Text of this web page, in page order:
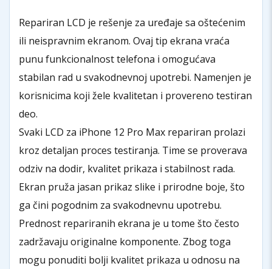
Repariran LCD je rešenje za uređaje sa oštećenim
ili neispravnim ekranom. Ovaj tip ekrana vraća
punu funkcionalnost telefona i omogućava
stabilan rad u svakodnevnoj upotrebi. Namenjen je
korisnicima koji žele kvalitetan i provereno testiran
deo.
Svaki LCD za iPhone 12 Pro Max repariran prolazi
kroz detaljan proces testiranja. Time se proverava
odziv na dodir, kvalitet prikaza i stabilnost rada.
Ekran pruža jasan prikaz slike i prirodne boje, što
ga čini pogodnim za svakodnevnu upotrebu.
Prednost repariranih ekrana je u tome što često
zadržavaju originalne komponente. Zbog toga
mogu ponuditi bolji kvalitet prikaza u odnosu na